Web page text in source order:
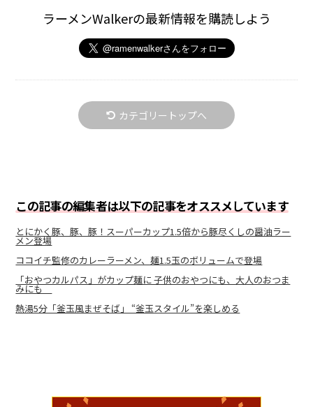
ラーメンWalkerの最新情報を購読しよう
カテゴリートップへ
この記事の編集者は以下の記事をオススメしています
とにかく豚、豚、豚！スーパーカップ1.5倍から豚尽くしの醤油ラー
メン登場
ココイチ監修のカレーラーメン、麺1.5玉のボリュームで登場
「おやつカルパス」がカップ麺に 子供のおやつにも、大人のおつま
みにも
熱湯5分「釜玉風まぜそば」 “釜玉スタイル”を楽しめる